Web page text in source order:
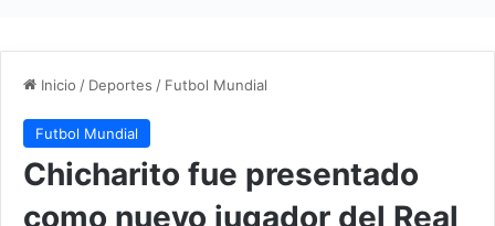
Inicio / Deportes / Futbol Mundial
Futbol Mundial
Chicharito fue presentado
como nuevo jugador del Real